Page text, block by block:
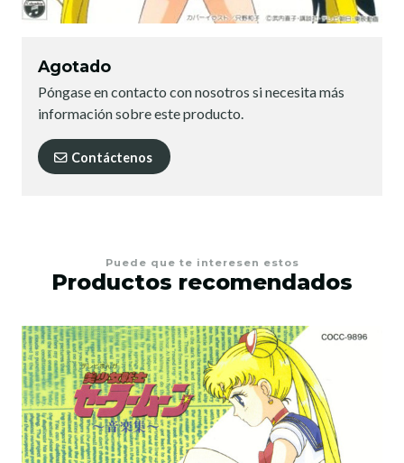
Agotado
Póngase en contacto con nosotros si necesita más
información sobre este producto.
Contáctenos
Puede que te interesen estos
Productos recomendados